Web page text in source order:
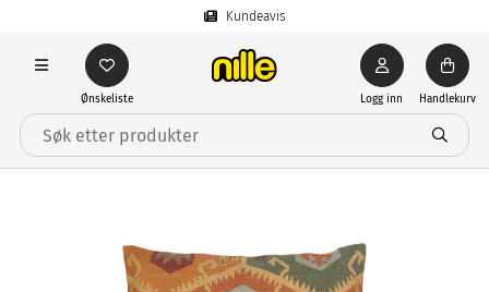
Kundeavis
Ønskeliste Logg inn Handlekurv